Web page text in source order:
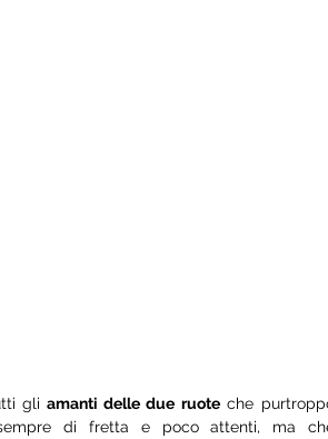
gli amanti delle due ruote
di fretta e poco attenti, ma